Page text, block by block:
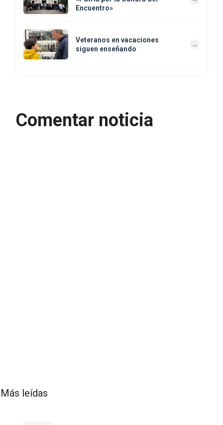
Encuentro»
Veteranos en vacaciones
siguen enseñando
Comentar noticia
Más leídas